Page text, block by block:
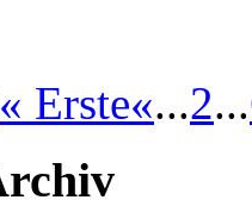
« Erste«...2...